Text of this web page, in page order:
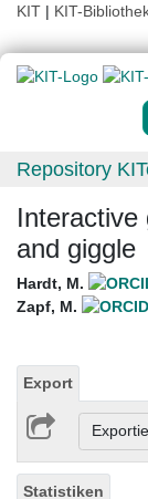
KIT | KIT-
Repository
Interactive
and giggle
Hardt, M.
Zapf, M.
Export
Statistiken